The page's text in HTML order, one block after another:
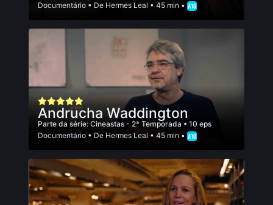
Documentário • De Hermes Leal • 45 min •
Andrucha Waddington
Parte da série: Cineastas - 2ª Temporada • 10 eps
Documentário • De Hermes Leal • 45 min •